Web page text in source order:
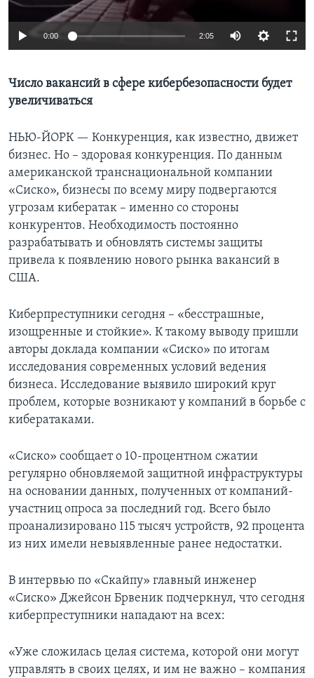
Learning English
Языки
0:00 2:05
Число вакансий в сфере кибербезопасности будет
увеличиваться
НЬЮ-ЙОРК — Конкуренция, как известно, движет
бизнес. Но – здоровая конкуренция. По данным
американской транснациональной компании
«Сиско», бизнесы по всему миру подвергаются
угрозам кибератак – именно со стороны
конкурентов. Необходимость постоянно
разрабатывать и обновлять системы защиты
привела к появлению нового рынка вакансий в
США.
Киберпреступники сегодня – «бесстрашные,
изощренные и стойкие». К такому выводу пришли
авторы доклада компании «Сиско» по итогам
исследования современных условий ведения
бизнеса. Исследование выявило широкий круг
проблем, которые возникают у компаний в борьбе с
кибератаками.
«Сиско» сообщает о 10-процентном сжатии
регулярно обновляемой защитной инфраструктуры
на основании данных, полученных от компаний-
участниц опроса за последний год. Всего было
проанализировано 115 тысяч устройств, 92 процента
из них имели невыявленные ранее недостатки.
В интервью по «Скайпу» главный инженер
«Сиско» Джейсон Брвеник подчеркнул, что сегодня
киберпреступники нападают на всех:
«Уже сложилась целая система, которой они могут
управлять в своих целях, и им не важно – компания